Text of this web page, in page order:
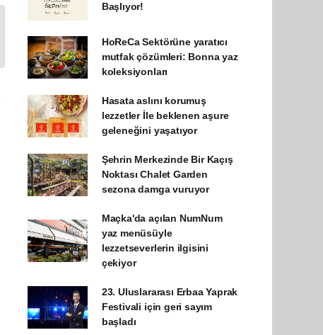
Başlıyor!
HoReCa Sektörüne yaratıcı
mutfak çözümleri: Bonna yaz
koleksiyonları
Hasata aslını korumuş
lezzetler İle beklenen aşure
geleneğini yaşatıyor
Şehrin Merkezinde Bir Kaçış
Noktası Chalet Garden
sezona damga vuruyor
Maçka'da açılan NumNum
yaz menüsüyle
lezzetseverlerin ilgisini
çekiyor
23. Uluslararası Erbaa Yaprak
Festivali için geri sayım
başladı